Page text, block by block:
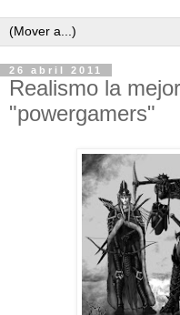
26 abril 2011
Realismo la
"powergamers"